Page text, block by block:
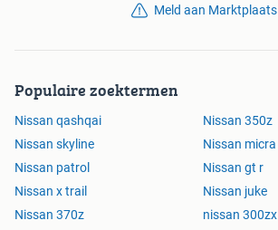
Meld aan Marktplaats
Populaire zoektermen
Nissan qashqai
Nissan 350z
Nissan skyline
Nissan micra
Nissan patrol
Nissan gt r
Nissan x trail
Nissan juke
Nissan 370z
nissan 300zx